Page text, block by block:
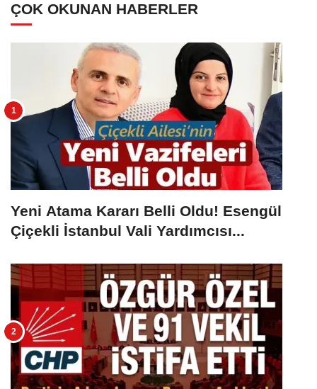
ÇOK OKUNAN HABERLER
Yeni Atama Kararı Belli Oldu! Esengül
Çiçekli İstanbul Vali Yardımcısı...